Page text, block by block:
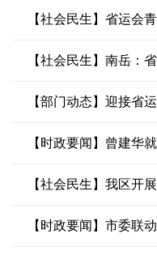
【社会民生】省运会
【社会民生】南岳：
【部门动态】迎接省
【时政要闻】曾建华
【社会民生】我区开
【时政要闻】市委联